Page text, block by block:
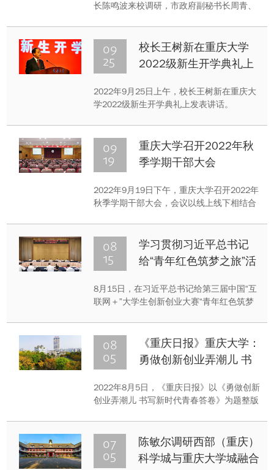
长陈鸣波来校调研，市政府副秘书长周青、
长、中国工程院院士王树新，中国工程院院
士潘复生，校长助理、科发院、前沿院院长
朱才朝陪同调研并参加会谈。
09
25
校长王树新在重庆大学
2022级新生开学典礼上
2022年9月25日上午，校长王树新在重庆大
学2022级新生开学典礼上发表讲话。
09
19
重庆大学召开2022年秋
季学期干部大会
2022年9月19日下午，重庆大学召开2022年
秋季学期干部大会，会议以线上线下相结合
新作主题报告，部署本学期重点工作。
08
15
学习贯彻习近平总书记
给“青年红色筑梦之旅”活
周年座谈会在渝召开
8月15日，在习近平总书记给第三届中国“互
联网＋”大学生创新创业大赛“青年红色筑梦
会议在第八届中国国际“互联网+”大学生创新
创业大赛主办地重庆举行。
08
05
《重庆日报》重庆大学：
勇做创新创业弄潮儿 书
2022年8月5日，《重庆日报》以《勇做创新
创业弄潮儿 书写新时代青春答卷》为题整版
才服务，带动学校“双一流”建设取得良好成
效。07
05
陈敏尔调研西部（重庆）
科学城与重庆大学城融合